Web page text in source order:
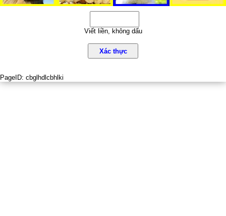
Viết liền, không dấu
Xác thực
PageID: cbglhdlcbhlki